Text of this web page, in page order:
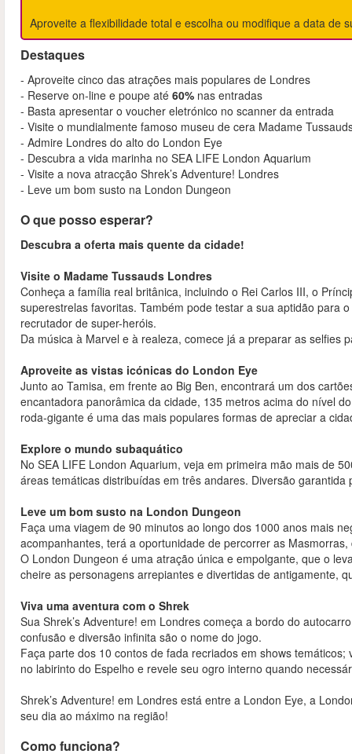
Aproveite a flexibilidade total e escolha ou modifique a data de
Destaques
- Aproveite cinco das atrações mais populares de Londres
- Reserve on-line e poupe até 60% nas entradas
- Basta apresentar o voucher eletrónico no scanner da entrada
- Visite o mundialmente famoso museu de cera Madame
- Admire Londres do alto do London Eye
- Descubra a vida marinha no SEA LIFE London Aquarium
- Visite a nova atracção Shrek’s Adventure! Londres
- Leve um bom susto na London Dungeon
O que posso esperar?
Descubra a oferta mais quente da cidade!
Visite o Madame Tussauds Londres
Conheça a família real britânica, incluindo o Rei Carlos III, o
superestrelas favoritas. Também pode testar a sua aptidão para
recrutador de super-heróis.
Da música à Marvel e à realeza, comece já a preparar as selfies
Aproveite as vistas icónicas do London Eye
Junto ao Tamisa, em frente ao Big Ben, encontrará um dos
encantadora panorâmica da cidade, 135 metros acima do nível
roda-gigante é uma das mais populares formas de apreciar a
Explore o mundo subaquático
No SEA LIFE London Aquarium, veja em primeira mão mais de
áreas temáticas distribuídas em três andares. Diversão garantida
Leve um bom susto na London Dungeon
Faça uma viagem de 90 minutos ao longo dos 1000 anos mais
acompanhantes, terá a oportunidade de percorrer as
O London Dungeon é uma atração única e empolgante, que o
cheire as personagens arrepiantes e divertidas de antigamente,
Viva uma aventura com o Shrek
Sua Shrek’s Adventure! em Londres começa a bordo do
confusão e diversão infinita são o nome do jogo.
Faça parte dos 10 contos de fada recriados em shows
no labirinto do Espelho e revele seu ogro interno quando
Shrek’s Adventure! em Londres está entre a London Eye, a
seu dia ao máximo na região!
Como funciona?